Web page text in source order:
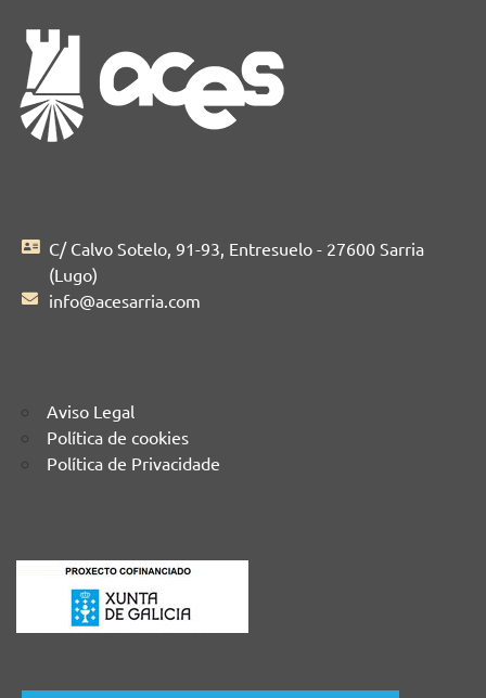
C/ Calvo Sotelo, 91-93, Entresuelo - 27600 Sarria
(Lugo)
info@acesarria.com
Aviso Legal
Política de cookies
Política de Privacidade